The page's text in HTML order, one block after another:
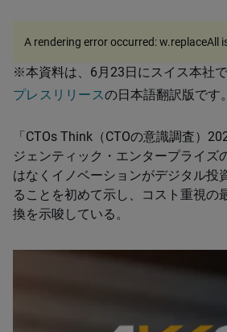
※本資料は、6月23日にスイス本社
プレスリリースの日本語翻訳版です。
「CTOs Think（CTOの意識調査）
ジェンティック・エンタープライズ
はなくイノベーションがデジタル投
ることを初めて示し、コスト重視の
換を示唆している。
A rendering error occurred:w.replaceAll